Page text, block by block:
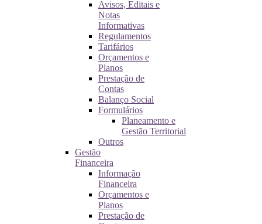
Avisos, Editais e
Notas
Informativas
Regulamentos
Tarifários
Orçamentos e
Planos
Prestação de
Contas
Balanço Social
Formulários
Planeamento e
Gestão Territorial
Outros
Gestão
Financeira
Informação
Financeira
Orçamentos e
Planos
Prestação de